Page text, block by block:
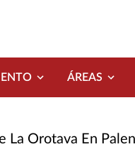
ÁREAS
La Orotava En